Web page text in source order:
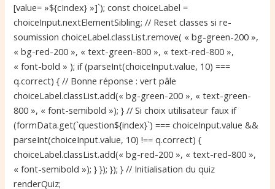
[value= »${cIndex} »]`); const choiceLabel =
choiceInput.nextElementSibling; // Reset classes si re-
soumission choiceLabel.classList.remove( « bg-green-200 »,
« bg-red-200 », « text-green-800 », « text-red-800 »,
« font-bold » ); if (parseInt(choiceInput.value, 10) ===
q.correct) { // Bonne réponse : vert pâle
choiceLabel.classList.add(« bg-green-200 », « text-green-
800 », « font-semibold »); } // Si choix utilisateur faux if
(formData.get(`question${index}`) === choiceInput.value &&
parseInt(choiceInput.value, 10) !== q.correct) {
choiceLabel.classList.add(« bg-red-200 », « text-red-800 »,
« font-semibold »); } }); }); } // Initialisation du quiz
renderQuiz;